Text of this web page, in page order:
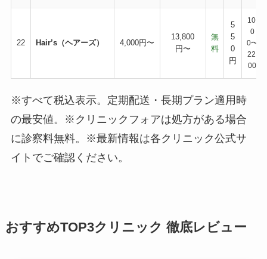
22 Hair’s（ヘアーズ） 4,000円〜
13,800
円〜
無
料
5
5
0
円
10:
0
0〜
22:
00
※すべて税込表示。定期配送・長期プラン適用時
の最安値。※クリニックフォアは処方がある場合
に診察料無料。※最新情報は各クリニック公式サ
イトでご確認ください。
おすすめTOP3クリニック 徹底レビュー